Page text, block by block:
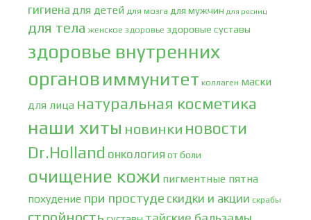
гигиена для детей для мозга для мужчин для ресниц
для тела женское здоровье здоровые суставы
здоровье внутренних
органовиммунитет коллаген маски
для лица натуральная косметика
наши хиты новинки новости
Dr.Holland онкология от боли
очищение кожи пигментные пятна
похудение при простуде скидки и акции скрабы